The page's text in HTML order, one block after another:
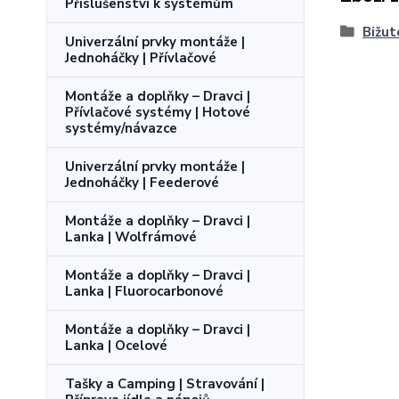
Příslušenství k systémům
Univerzální prvky montáže |
Jednoháčky | Přívlačové
Montáže a doplňky – Dravci |
Přívlačové systémy | Hotové
systémy/návazce
Univerzální prvky montáže |
Jednoháčky | Feederové
Montáže a doplňky – Dravci |
Lanka | Wolfrámové
Montáže a doplňky – Dravci |
Lanka | Fluorocarbonové
Montáže a doplňky – Dravci |
Lanka | Ocelové
Tašky a Camping | Stravování |